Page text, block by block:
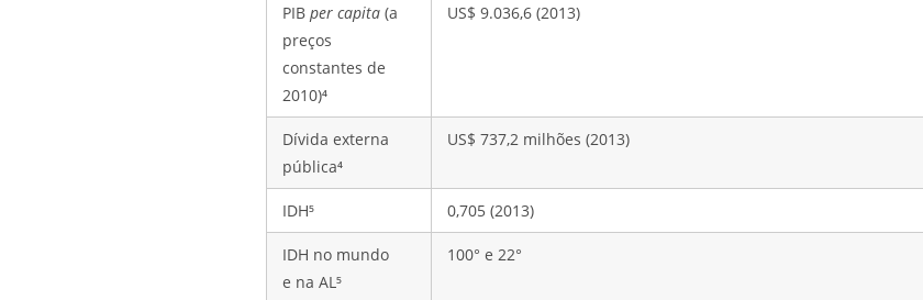
PIB per capita (a
preços
constantes de
2010)⁴
US$ 9.036,6 (2013)
Dívida externa
pública⁴
US$ 737,2 milhões (2013)
IDH⁵ 0,705 (2013)
IDH no mundo
e na AL⁵
100° e 22°